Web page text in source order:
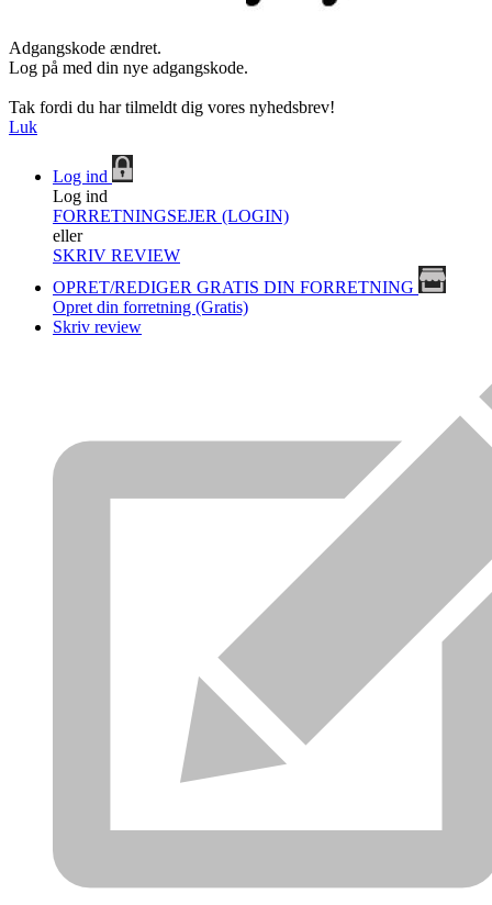
Adgangskode ændret.
Log på med din nye adgangskode.
Tak fordi du har tilmeldt dig vores nyhedsbrev!
Luk
Log ind
Log ind
FORRETNINGSEJER (LOGIN)
eller
SKRIV REVIEW
OPRET/REDIGER GRATIS DIN FORRETNING
Opret din forretning (Gratis)
Skriv review